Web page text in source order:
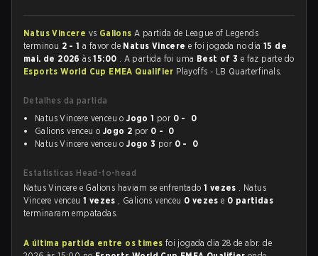
Natus Vincere vs GalionsA partida de League of Legends
terminou 2 - 1 a favor de Natus Vinceree foi jogada no dia15 de
mai. de 2026às15:00 . A partida foi uma Best of 3 e faz parte do
Esports World Cup EMEA Qualifier Playoffs - LB Quarterfinals.
Detalhes da partida
Natus Vincere venceu oJogo 1 por 0 - 0
Galions venceu o Jogo 2 por 0 - 0
Natus Vincere venceu oJogo 3 por 0 - 0
Estatísticas Head-to-head
Natus Vincere e Galions haviam se enfrentado 1 vezes . Natus
Vincere venceu1 vezes , Galions venceu 0 vezese 0 partidas
terminaram empatadas.
A última partida entre os times foi jogada dia 28 de abr. de